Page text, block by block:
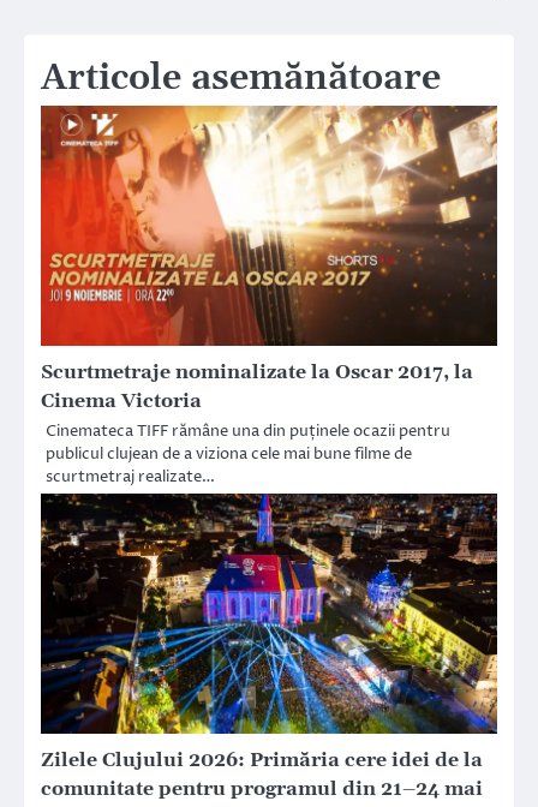
Articole asemănătoare
Scurtmetraje nominalizate la Oscar 2017, la
Cinema Victoria
Cinemateca TIFF rămâne una din puținele ocazii pentru
publicul clujean de a viziona cele mai bune filme de
scurtmetraj realizate…
Zilele Clujului 2026: Primăria cere idei de la
comunitate pentru programul din 21–24 mai